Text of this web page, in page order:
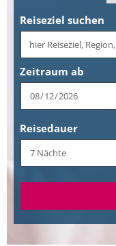
Reiseziel suchen
Zeitraum ab
Reisedauer